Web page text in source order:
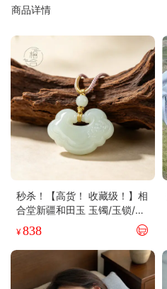
商品详情
秒杀！【高货！ 收藏级！】相
合堂新疆和田玉 玉镯/玉锁/吊
坠 人养玉三年，玉养人一生！
国检证书 脂润温婉 自戴传家
¥838